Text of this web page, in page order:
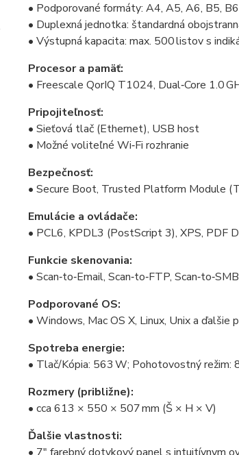
• Podporované formáty: A4, A5, A6, B5,
• Duplexná jednotka: štandardná
• Výstupná kapacita: max. 500 listov s
Procesor a pamäť:
• Freescale QorIQ T1024, Dual‑Core 1.0
Pripojiteľnosť:
• Sieťová tlač (Ethernet), USB host
• Možné voliteľné Wi‑Fi rozhranie
Bezpečnosť:
• Secure Boot, Trusted Platform Module
Emulácie a ovládače:
• PCL6, KPDL3 (PostScript 3), XPS, PDF
Funkcie skenovania:
• Scan‑to‑Email, Scan‑to‑FTP,
Podporované OS:
• Windows, Mac OS X, Linux, Unix a ďalšie
Spotreba energie:
• Tlač/Kópia: 563 W; Pohotovostný režim:
Rozmery (približne):
• cca 613 × 550 × 507 mm (Š × H × V)
Ďalšie vlastnosti: